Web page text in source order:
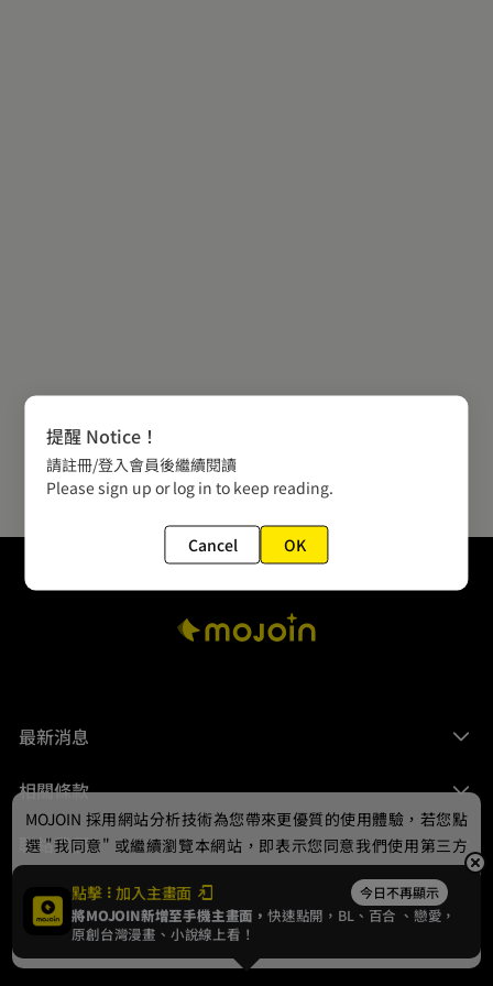
最新消息
相關條款
聯絡我們
© 2024 gamania Digital Entertainment Co., Ltd.
點擊 加入主畫面 今日不再顯示
將MOJOIN新增至手機主畫面，快速點開，BL、 百合 、戀愛，
原創台灣漫畫、小說線上看！
MOJOIN 採用網站分析技術為您帶來更優質的使用體驗，若您點
選 "我同意" 或繼續瀏覽本網站，即表示您同意我們使用第三方
Cookie，欲瞭解更多資訊請見隱私權政策。
我同意
提醒 Notice！
請註冊/登入會員後繼續閱讀
Please sign up or log in to keep reading.
Cancel OK